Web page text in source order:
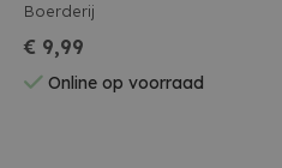
Boerderij
€ 9,99
Online op voorraad